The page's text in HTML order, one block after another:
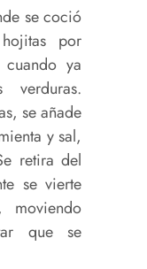
se coció
por
cuando ya
se añade
y sal,
retira del
se vierte
que se